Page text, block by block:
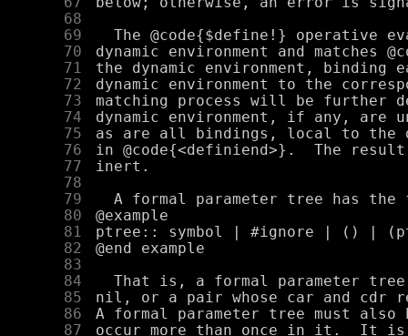
     68
     69
     70
     71
     72
     73
     74
     75
     76
     77
     78
     79
     80
     81
     82
     83
     84
     85
     86
     87